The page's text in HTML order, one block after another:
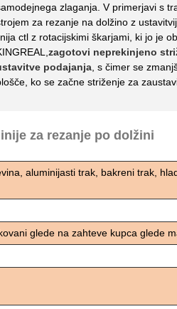
zlaganja. V primerjavi s
za rezanje na dolžino z
ctl z rotacijskimi škarjami, ki jo je
zagotovi neprekinjeno
podajanja , s čimer se
ko se začne striženje za
za rezanje po dolžini
aluminijasti trak, bakreni trak,
glede na zahteve kupca glede